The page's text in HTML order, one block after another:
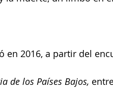
en 2016, a partir del
de los Países Bajos,